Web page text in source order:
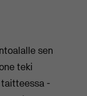
sen
teki
-